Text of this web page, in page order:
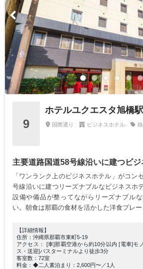
9
ホテルユクエスタ旭橋
国際通り ビジネスホテル
主要道路国道58号線沿いに建つビ
「ワンランク上のビジネスホテル」がコン
号線沿いに建つリーズナブルなビジネスホ
設備や備品が整ってながらリーズナブル
い。朝食は那覇の食材を活かした洋食プレー
【詳細情報】
住所：沖縄県那覇市東町5-19
アクセス： [車]那覇空港から約10分以内 [電車]モ
ス・送迎]バスターミナルより徒歩3分
客室数：72室
料金：◆二人素泊まり：2,600円〜／1人